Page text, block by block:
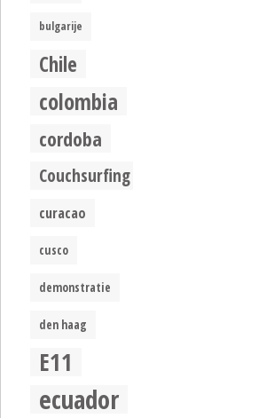
bulgarije
Chile
colombia
cordoba
Couchsurfing
curacao
cusco
demonstratie
den haag
E11
ecuador